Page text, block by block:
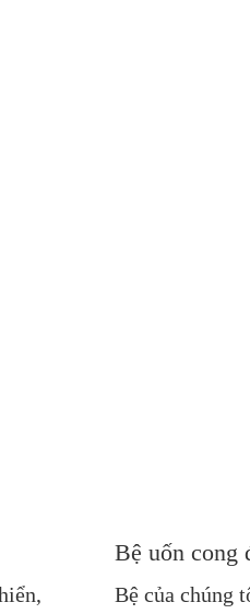
Bệ uốn cong
Bệ của chúng